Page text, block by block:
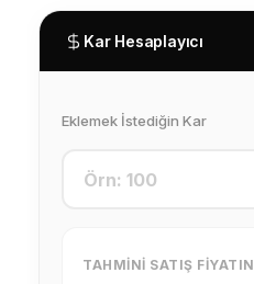
Kar Hesaplayıcı
Eklemek İstediğin Kar
TAHMINI SATIŞ FIYATIN